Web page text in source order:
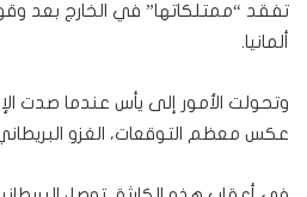
تفقد “ممتلكاتها” في الخارج بعد
ألمانيا.
وتحولت الأمور إلى يأس عندما صدت
عكس معظم التوقعات، الغزو البريطاني